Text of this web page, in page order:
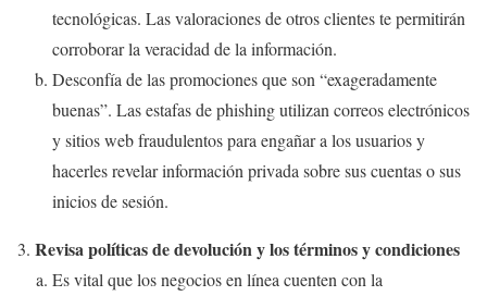
tecnológicas. Las valoraciones de otros clientes te permitirán
corroborar la veracidad de la información.
Desconfía de las promociones que son “exageradamente
buenas”. Las estafas de phishing utilizan correos electrónicos
y sitios web fraudulentos para engañar a los usuarios y
hacerles revelar información privada sobre sus cuentas o sus
inicios de sesión.
Revisa políticas de devolución y los términos y condiciones
Es vital que los negocios en línea cuenten con la